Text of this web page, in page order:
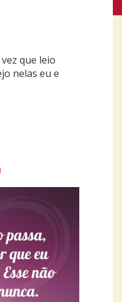
que leio
nelas eu e